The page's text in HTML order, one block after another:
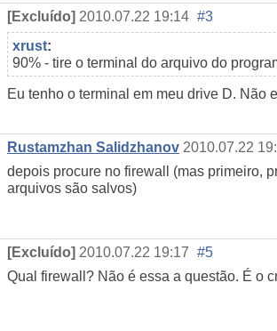
[Excluído] 2010.07.22 19:14 #3
xrust:
90% - tire o terminal do arquivo do
Eu tenho o terminal em meu drive D. Não
Rustamzhan Salidzhanov 2010.07.22
depois procure no firewall (mas primeiro,
arquivos são salvos)
[Excluído] 2010.07.22 19:17 #5
Qual firewall? Não é essa a questão. É o